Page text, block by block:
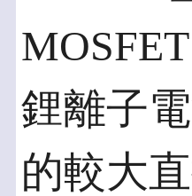
鋰離子
的較大